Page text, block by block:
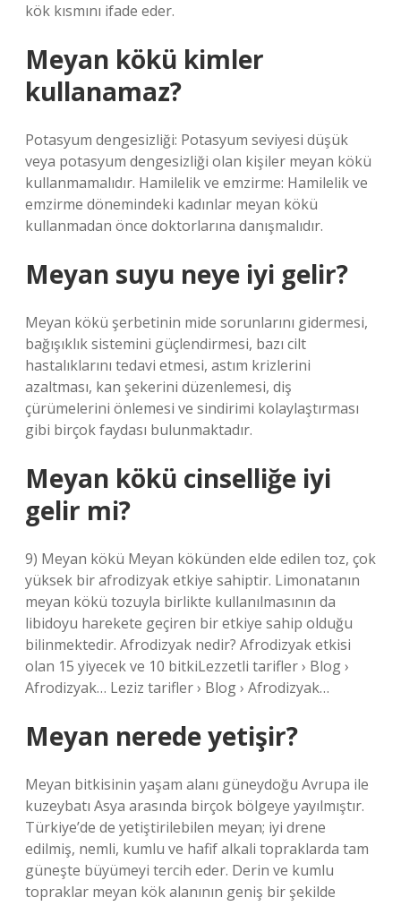
kök kısmını ifade eder.
Meyan kökü kimler
kullanamaz?
Potasyum dengesizliği: Potasyum seviyesi düşük
veya potasyum dengesizliği olan kişiler meyan kökü
kullanmamalıdır. Hamilelik ve emzirme: Hamilelik ve
emzirme dönemindeki kadınlar meyan kökü
kullanmadan önce doktorlarına danışmalıdır.
Meyan suyu neye iyi gelir?
Meyan kökü şerbetinin mide sorunlarını gidermesi,
bağışıklık sistemini güçlendirmesi, bazı cilt
hastalıklarını tedavi etmesi, astım krizlerini
azaltması, kan şekerini düzenlemesi, diş
çürümelerini önlemesi ve sindirimi kolaylaştırması
gibi birçok faydası bulunmaktadır.
Meyan kökü cinselliğe iyi
gelir mi?
9) Meyan kökü Meyan kökünden elde edilen toz, çok
yüksek bir afrodizyak etkiye sahiptir. Limonatanın
meyan kökü tozuyla birlikte kullanılmasının da
libidoyu harekete geçiren bir etkiye sahip olduğu
bilinmektedir. Afrodizyak nedir? Afrodizyak etkisi
olan 15 yiyecek ve 10 bitkiLezzetli tarifler › Blog ›
Afrodizyak… Leziz tarifler › Blog › Afrodizyak…
Meyan nerede yetişir?
Meyan bitkisinin yaşam alanı güneydoğu Avrupa ile
kuzeybatı Asya arasında birçok bölgeye yayılmıştır.
Türkiye’de de yetiştirilebilen meyan; iyi drene
edilmiş, nemli, kumlu ve hafif alkali topraklarda tam
güneşte büyümeyi tercih eder. Derin ve kumlu
topraklar meyan kök alanının geniş bir şekilde